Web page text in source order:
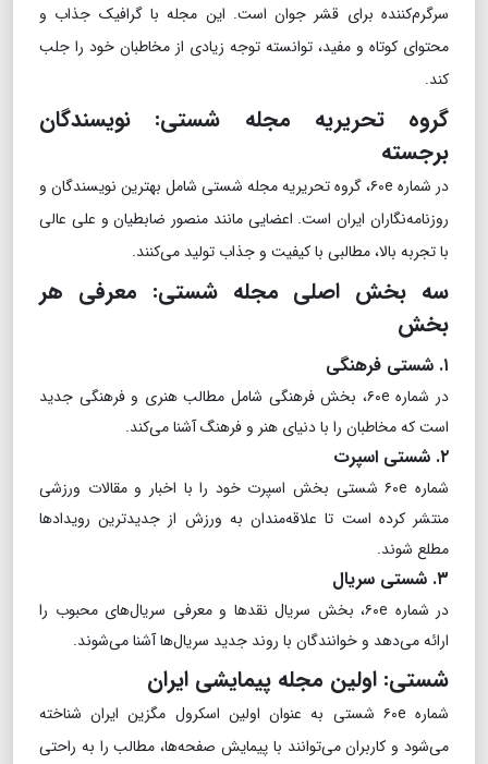
سرگرم‌کننده برای قشر جوان است. این مجله با گرافیک جذاب و
محتوای کوتاه و مفید، توانسته توجه زیادی از مخاطبان خود را جلب
کند.
گروه تحریریه مجله شستی: نویسندگان
برجسته
در شماره ۶۰e، گروه تحریریه مجله شستی شامل بهترین نویسندگان و
روزنامه‌نگاران ایران است. اعضایی مانند منصور ضابطیان و علی عالی
با تجربه بالا، مطالبی با کیفیت و جذاب تولید می‌کنند.
سه بخش اصلی مجله شستی: معرفی هر
بخش
۱. شستی فرهنگی
در شماره ۶۰e، بخش فرهنگی شامل مطالب هنری و فرهنگی جدید
است که مخاطبان را با دنیای هنر و فرهنگ آشنا می‌کند.
۲. شستی اسپرت
شماره ۶۰e شستی بخش اسپرت خود را با اخبار و مقالات ورزشی
منتشر کرده است تا علاقه‌مندان به ورزش از جدیدترین رویدادها
مطلع شوند.
۳. شستی سریال
در شماره ۶۰e، بخش سریال نقدها و معرفی سریال‌های محبوب را
ارائه می‌دهد و خوانندگان با روند جدید سریال‌ها آشنا می‌شوند.
شستی: اولین مجله پیمایشی ایران
شماره ۶۰e شستی به عنوان اولین اسکرول مگزین ایران شناخته
می‌شود و کاربران می‌توانند با پیمایش صفحه‌ها، مطالب را به راحتی